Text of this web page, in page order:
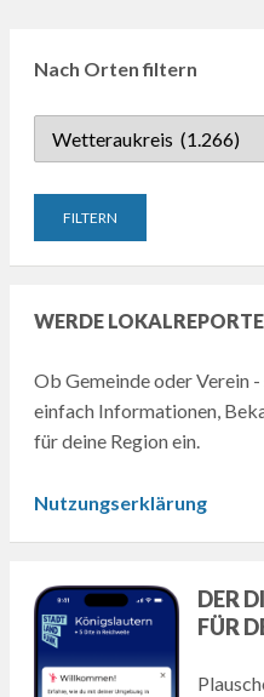
Nach Orten filtern
WERDE
Ob Gemeinde oder Verein
einfach Informationen,
für deine Region ein.
Nutzungserklärung
DER
FÜR